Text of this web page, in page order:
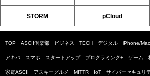
STORM pCloud
TOP ASCII倶楽部 ビジネス TECH デジタル iPhone/Mac
アキバ スマホ スタートアップ プログラミング+ ゲーム
家電ASCII アスキーグルメ MITTR IoT サイバーセキュリ